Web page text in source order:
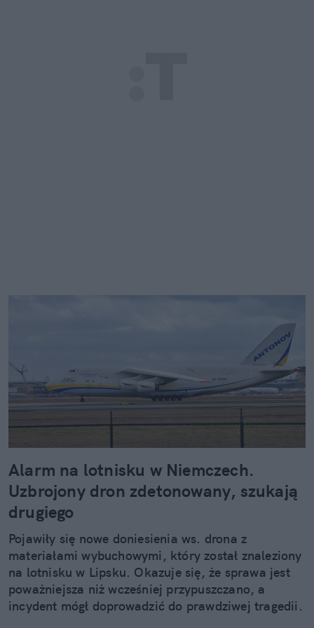
Alarm na lotnisku w Niemczech.
Uzbrojony dron zdetonowany, szukają
drugiego
Pojawiły się nowe doniesienia ws. drona z
materiałami wybuchowymi, który został znaleziony
na lotnisku w Lipsku. Okazuje się, że sprawa jest
poważniejsza niż wcześniej przypuszczano, a
incydent mógł doprowadzić do prawdziwej tragedii.